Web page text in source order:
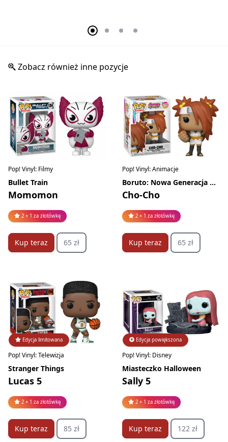
Zobacz również inne pozycje
Pop! Vinyl: Filmy
Bullet Train
Momomon
2 + 1 za złotówkę
Kup teraz 65 zł
Pop! Vinyl: Animacje
Boruto: Nowa Generacja Naruto
Cho-Cho
2 + 1 za złotówkę
Kup teraz 65 zł
Edycja limitowana
Pop! Vinyl: Telewizja
Stranger Things
Lucas 5
2 + 1 za złotówkę
Kup teraz 85 zł
Edycja powiększona
Pop! Vinyl: Disney
Miasteczko Halloween
Sally 5
2 + 1 za złotówkę
Kup teraz 122 zł